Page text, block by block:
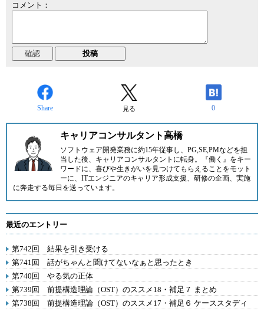
コメント：
Share 見る 0
キャリアコンサルタント高橋
ソフトウェア開発業務に約15年従事し、PG,SE,PMなどを担
当した後、キャリアコンサルタントに転身。『働く』をキー
ワードに、喜びや生きがいを見つけてもらえることをモット
ーに、ITエンジニアのキャリア形成支援、研修の企画、実施
に奔走する毎日を送っています。
最近のエントリー
第742回 結果を引き受ける
第741回 話がちゃんと聞けてないなぁと思ったとき
第740回 やる気の正体
第739回 前提構造理論（OST）のススメ18・補足７ まとめ
第738回 前提構造理論（OST）のススメ17・補足６ ケーススタディ